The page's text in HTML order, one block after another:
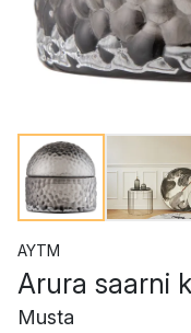
AYTM
Arura saarni
Musta